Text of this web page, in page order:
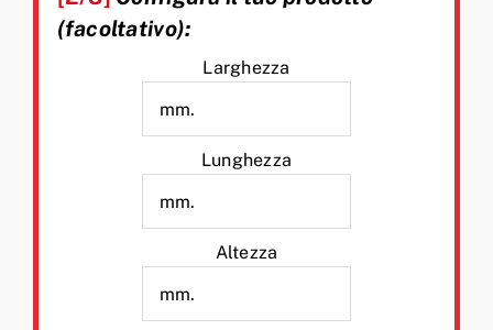
(facoltativo):
Larghezza
Lunghezza
Altezza